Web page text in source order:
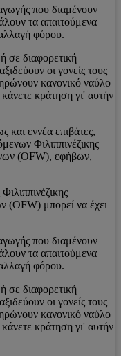
που διαμένουν
τα απαιτούμενα
φόρου.
σε διαφορετική
οι γονείς τους
κανονικό ναύλο
κάνετε κράτηση γι' αυτήν
και εννέα επιβάτες,
Φιλιππινέζικης
(OFW), εφήβων,
(OFW) μπορεί να έχει
που διαμένουν
τα απαιτούμενα
φόρου.
σε διαφορετική
οι γονείς τους
κανονικό ναύλο
κάνετε κράτηση γι' αυτήν